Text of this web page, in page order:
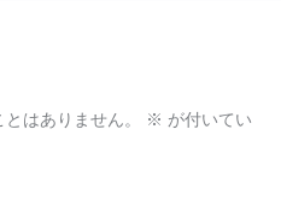
はありません。 ※ が付いてい